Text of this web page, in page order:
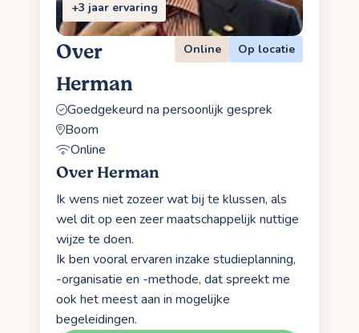
+3 jaar ervaring
Over
Herman
Online Op locatie
Goedgekeurd na persoonlijk gesprek
Boom
Online
Over Herman
Ik wens niet zozeer wat bij te klussen, als
wel dit op een zeer maatschappelijk nuttige
wijze te doen.
Ik ben vooral ervaren inzake studieplanning,
-organisatie en -methode, dat spreekt me
ook het meest aan in mogelijke
begeleidingen.